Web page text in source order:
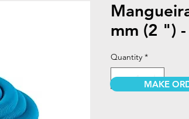
mm (2 ")
Quantity *
MAKE